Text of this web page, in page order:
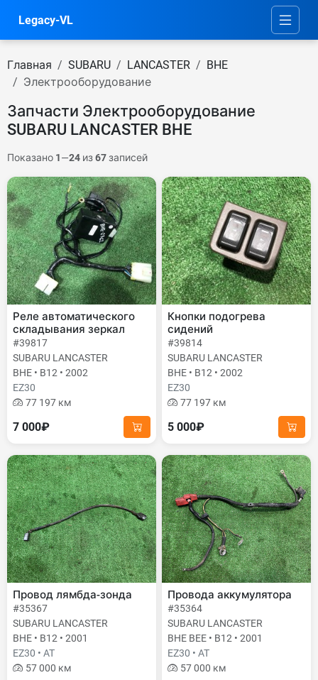
Legacy-VL
Главная SUBARU LANCASTER
BHE
Электрооборудование
Запчасти Электрооборудование
SUBARU LANCASTER BHE
Показано 1—24 из67записей
Реле автоматического
складывания зеркал
#39817
SUBARU LANCASTER
BHE • B12 • 2002
EZ30
77 197 км
7 000₽
Кнопки подогрева
сидений
#39814
SUBARU LANCASTER
BHE • B12 • 2002
EZ30
77 197 км
5 000₽
Провод лямбда-зонда
#35367
SUBARU LANCASTER
BHE • B12 • 2001
EZ30 • AT
57 000 км
Провода аккумулятора
#35364
SUBARU LANCASTER
BHE BEE • B12 • 2001
EZ30 • AT
57 000 км